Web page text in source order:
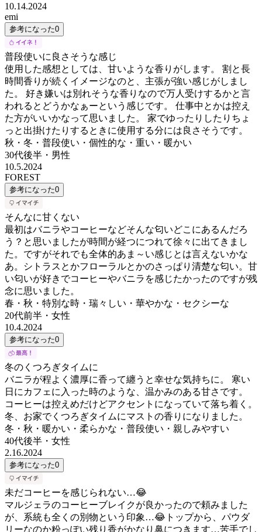
10.14.2024
emi
参考になった0
普段使いに良さそうな感じ
使用した感想としては、甘いような香りがします。 割と長
時間香りが続くイメージなのと、主張が強い感じがしまし
た。 好き嫌いは別れそうな香りなので万人受けするかと言
われるとどうかなぁーという感じです。 仕事中とかは控え
た方がいいかなって思いました。 家でゆったりしたりちょ
っと出掛けたりするときに使用する分には良さそうです。
秋・冬・普段使い・個性的な・重い・暖かい
30代後半 ・ 男性
10.5.2024
FOREST
参考になった0
そんなに甘くない
最初はバニラやコーヒーなどそんな匂いどこにあるんだろ
う？と思いましたが時間が経つにつれて徐々に出てきまし
た。ですがそれでも全体的あま～い感じとは言えないかな
あ。シトラスとかフローラルとかのさっぱり清楚な匂い。甘
い匂いが好きでコーヒーやバニラを感じたかったのですが残
念に思いました。
春・秋・特別な時・瑞々しい・華やかな・セクシーな
20代前半 ・ 女性
10.4.2024
参考になった0
冬のくつろぎタイムに
バニラが程よく濃厚に香って纏うと幸せな気持ちに。 寒い
日にカフェに入った時のような、温かみのある甘さです。
コーヒーは控えめだけどアクセントになっていて落ち着く。
冬、お家でくつろぎタイムにマストの香りになりました。
冬・秋・暖かい・柔らかな・普段使い・親しみやすい
40代後半 ・ 女性
2.16.2024
参考になった0
未だコーヒーを感じられない…😂
マルジェラのコーヒーブレイクが良かったので頼みました
が、系統も全くの別物という印象…😂トップから、パウダ
リーなのか粉っぽい残り香がかなり鼻につきます…苦手でし